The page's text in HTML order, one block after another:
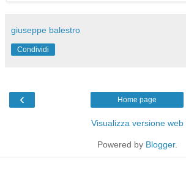
giuseppe balestro
Condividi
‹ Home page
Visualizza versione web
Powered by Blogger.